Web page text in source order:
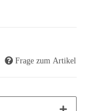
Frage zum Artikel